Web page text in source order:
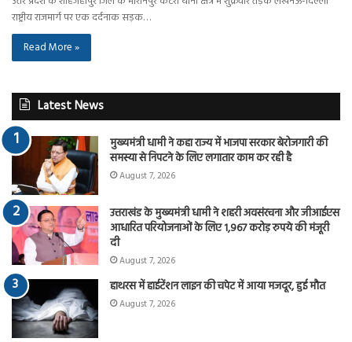
राष्ट्रीय राजमार्ग पर एक दर्दनाक सड़क…
Read More »
Latest News
मुख्यमंत्री धामी ने कहा राज्य में भाजपा सरकार बेरोजगारी की
समस्या से निपटने के लिए लगातार काम कर रही है
August 7, 2026
उत्तराखंड के मुख्यमंत्री धामी ने शहरी अवसंरचना और जीआईएस
आधारित परियोजनाओं के लिए 1,967 करोड़ रुपये की मंजूरी
दी
August 7, 2026
हाथरस में हाईटेंशन लाइन की चपेट में आया मजदूर, हुई मौत
August 7, 2026